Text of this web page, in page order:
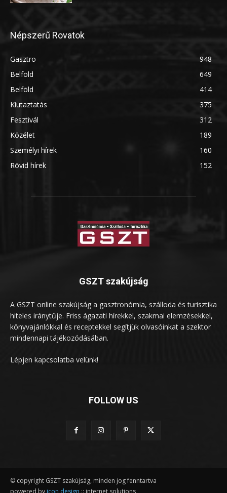
Népszerű Rovatok
Gasztro
948
Belföld
649
Belföld
414
Kiutaztatás
375
Fesztivál
312
Közélet
189
Személyi hírek
160
Rövid hírek
152
GSZT szakújság
A GSZT online szakújság a gasztronómia, szálloda és turisztika
hiteles iránytűje. Friss ágazati hírekkel, szakmai elemzésekkel,
könyvajánlókkal és receptekkel segítjük olvasóinkat a szektor
mindennapi tájékozódásában.
Lépjen kapcsolatba velünk!
FOLLOW US
© copyright GSZT szakújság, minden jog fenntartva